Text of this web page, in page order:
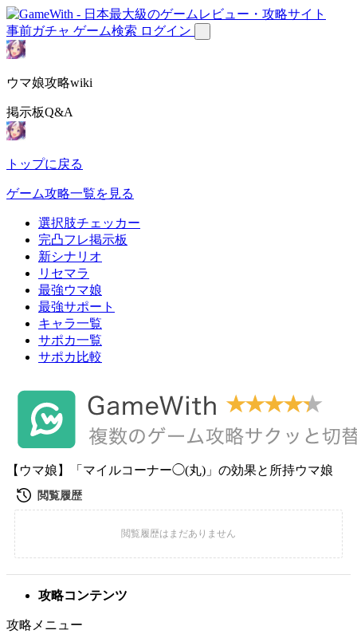
事前ガチャ ゲーム検索 ログイン
ウマ娘攻略wiki
掲示板Q&A
トップに戻る
ゲーム攻略一覧を見る
選択肢チェッカー
完凸フレ掲示板
新シナリオ
リセマラ
最強ウマ娘
最強サポート
キャラ一覧
サポカ一覧
サポカ比較
【ウマ娘】「マイルコーナー◯(丸)」の効果と所持ウマ娘
攻略コンテンツ
攻略メニュー